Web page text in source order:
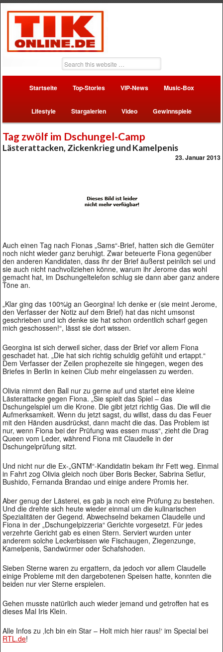
Startseite Top-Stories VIP-News Music-Box
Lifestyle Stargalerien Video Gewinnspiele
Tag zwölf im Dschungel-Camp
Lästerattacken, Zickenkrieg und Kamelpenis
23. Januar 2013
Auch einen Tag nach Fionas „Sams“-Brief, hatten sich die Gemüter
noch nicht wieder ganz beruhigt. Zwar beteuerte Fiona gegenüber
den anderen Kandidaten, dass ihr der Brief äußerst peinlich sei und
sie auch nicht nachvollziehen könne, warum ihr Jerome das wohl
gemacht hat, im Dschungeltelefon schlug sie dann aber ganz andere
Töne an.
„Klar ging das 100%ig an Georgina! Ich denke er (sie meint Jerome,
den Verfasser der Notiz auf dem Brief) hat das nicht umsonst
geschrieben und ich denke sie hat schon ordentlich scharf gegen
mich geschossen!“, lässt sie dort wissen.
Georgina ist sich derweil sicher, dass der Brief vor allem Fiona
geschadet hat. „Die hat sich richtig schuldig gefühlt und ertappt.“
Dem Verfasser der Zeilen prophezeite sie hingegen, wegen des
Briefes in Berlin in keinen Club mehr eingelassen zu werden.
Olivia nimmt den Ball nur zu gerne auf und startet eine kleine
Lästerattacke gegen Fiona. „Sie spielt das Spiel – das
Dschungelspiel um die Krone. Die gibt jetzt richtig Gas. Die will die
Aufmerksamkeit. Wenn du jetzt sagst, du willst, dass du das Feuer
mit den Händen ausdrückst, dann macht die das. Das Problem ist
nur, wenn Fiona bei der Prüfung was essen muss“, zieht die Drag
Queen vom Leder, während Fiona mit Claudelle in der
Dschungelprüfung sitzt.
Und nicht nur die Ex-„GNTM“-Kandidatin bekam ihr Fett weg. Einmal
in Fahrt zog Olivia gleich noch über Boris Becker, Sabrina Setlur,
Bushido, Fernanda Brandao und einige andere Promis her.
Aber genug der Lästerei, es gab ja noch eine Prüfung zu bestehen.
Und die drehte sich heute wieder einmal um die kulinarischen
Spezialitäten der Gegend. Abwechselnd bekamen Claudelle und
Fiona in der „Dschungelpizzeria“ Gerichte vorgesetzt. Für jedes
verzehrte Gericht gab es einen Stern. Serviert wurden unter
anderem solche Leckerbissen wie Fischaugen, Ziegenzunge,
Kamelpenis, Sandwürmer oder Schafshoden.
Sieben Sterne waren zu ergattern, da jedoch vor allem Claudelle
einige Probleme mit den dargebotenen Speisen hatte, konnten die
beiden nur vier Sterne erspielen.
Gehen musste natürlich auch wieder jemand und getroffen hat es
dieses Mal Iris Klein.
Alle Infos zu ‚Ich bin ein Star – Holt mich hier raus!‘ im Special bei
RTL.de!